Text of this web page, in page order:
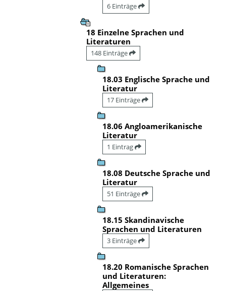
6 Einträge
18 Einzelne Sprachen und
Literaturen
148 Einträge
18.03 Englische Sprache und
Literatur
17 Einträge
18.06 Angloamerikanische
Literatur
1 Eintrag
18.08 Deutsche Sprache und
Literatur
51 Einträge
18.15 Skandinavische
Sprachen und Literaturen
3 Einträge
18.20 Romanische Sprachen
und Literaturen:
Allgemeines